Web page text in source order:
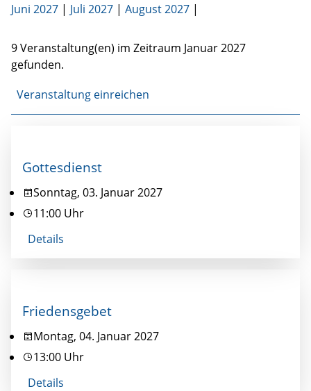
Juni 2027 | Juli 2027 | August 2027 |
9 Veranstaltung(en) im Zeitraum Januar 2027
gefunden.
Veranstaltung einreichen
Gottesdienst
Sonntag, 03. Januar 2027
11:00 Uhr
Details
Friedensgebet
Montag, 04. Januar 2027
13:00 Uhr
Details